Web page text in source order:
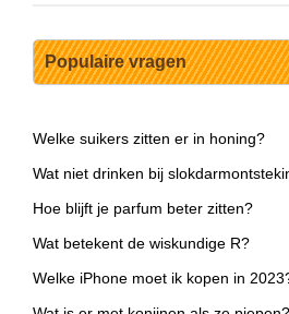
Populaire vragen
Welke suikers zitten er in honing?
Wat niet drinken bij
Hoe blijft je parfum beter zitten?
Wat betekent de wiskundige R?
Welke iPhone moet ik kopen in